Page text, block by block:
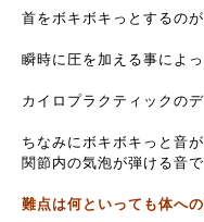
首をボキボキっとするの
瞬時に圧を加える事によ
カイロプラクティックの
ちなみにボキボキっと音
関節内の気泡が弾ける音で
難点は何といっても体へ